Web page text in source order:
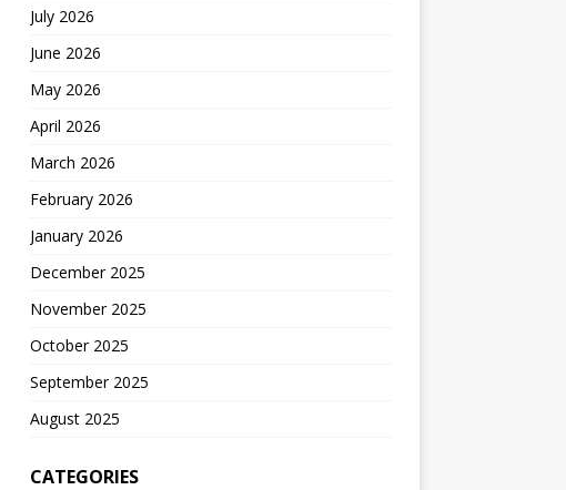
July 2026
June 2026
May 2026
April 2026
March 2026
February 2026
January 2026
December 2025
November 2025
October 2025
September 2025
August 2025
CATEGORIES